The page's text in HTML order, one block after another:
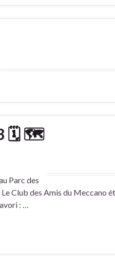
🗓 🗺
Parc des
Club des Amis du Meccano
: …